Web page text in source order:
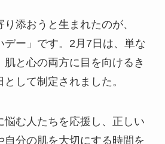
添おうと生まれたのが、
デー」です。2月7日は、単な
肌と心の両方に目を向けるき
して制定されました。
悩む人たちを応援し、正しい
自分の肌を大切にする時間を